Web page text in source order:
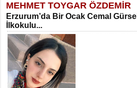
MEHMET TOYGAR ÖZDEMİR
Erzurum’da Bir Ocak Cemal Gürsel
İlkokulu...